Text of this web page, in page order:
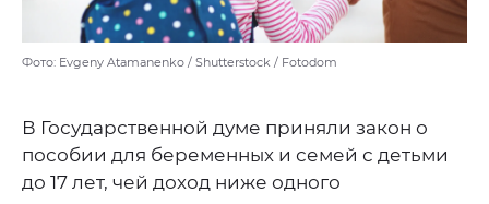
Фото: Evgeny Atamanenko / Shutterstock / Fotodom
В Государственной думе приняли закон о
пособии для беременных и семей с детьми
до 17 лет, чей доход ниже одного